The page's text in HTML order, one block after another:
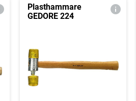
Plasthammare
GEDORE 224